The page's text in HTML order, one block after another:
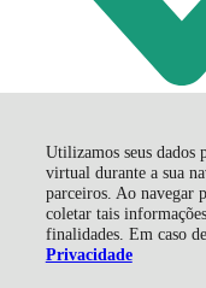
Utilizamos seus dados
virtual durante a sua
parceiros. Ao navegar
coletar tais
finalidades. Em caso
Privacidade
Corremol Comércio de
Gabriel Zanette - 665 -